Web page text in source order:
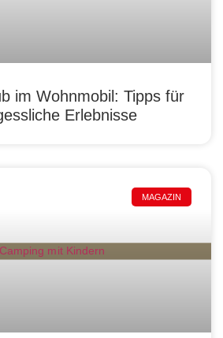
im Wohnmobil: Tipps für
Erlebnisse
MAGAZIN